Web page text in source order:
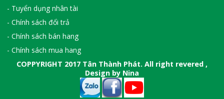
- Tuyển dụng nhân tài
- Chính sách đổi trả
- Chính sách bán hang
- Chính sách mua hang
COPPYRIGHT 2017 Tân Thành Phát. All right revered ,
Design by Nina